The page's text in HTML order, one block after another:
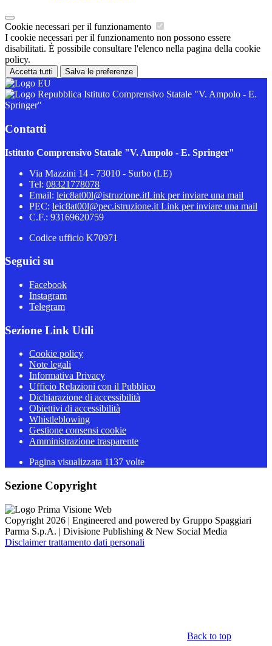
Cookie necessari per il funzionamento
I cookie necessari per il funzionamento non possono essere
disabilitati. È possibile consultare l'elenco nella pagina della cookie
policy.
Accetta tutti Salva le preferenze
Istituto Comprensivo Statale "V. Ampolo - E.
Springer"
Contatti
Istituto Comprensivo Statale "V. Ampolo - E. Springer"
Via Mazzini 14 - 73010 - Surbo (LE)
Tel: 08321778078
Email: leic8at00l@istruzione.itLink per inviare una mail
PEC: leic8at00l@pec.istruzione.it Link per inviare una mail
C.F.: 93169620759
Codice ufficio K70971
Seguici su
Facebook
Instagram
Telegram
Sezione Link Utili
Cookie policy
Note legali
Informativa Privacy
Ufficio Relazioni con il Pubblico
Dichiarazione di accessibilità
Obiettivi di accessibilità
Whistleblowing
Gestione consensi cookie
Amministrazione trasparente
Pagina visualizzata 1137 volte
Sezione Copyright
Copyright 2026 | Engineered and powered by Gruppo Spaggiari
Parma S.p.A. | Divisione Publishing & New Social Media
Disclaimer trattamento dati personali
Back to top